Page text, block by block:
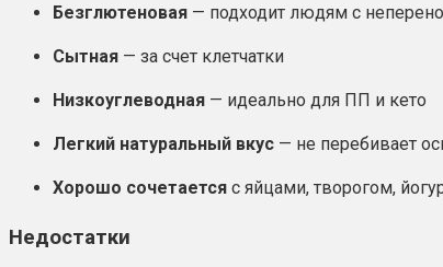
Безглютеновая — подходит людям с
Сытная — за счет клетчатки
Низкоуглеводная — идеально для ПП и кето
Легкий натуральный вкус — не перебивает
Хорошо сочетается с яйцами, творогом,
Недостатки